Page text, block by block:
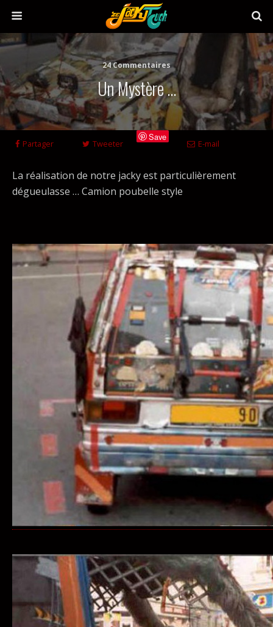
24 Commentaires
Un Mystère …
Partager Tweeter
Save
E-mail
La réalisation de notre jacky est particulièrement
dégueulasse … Camion poubelle style